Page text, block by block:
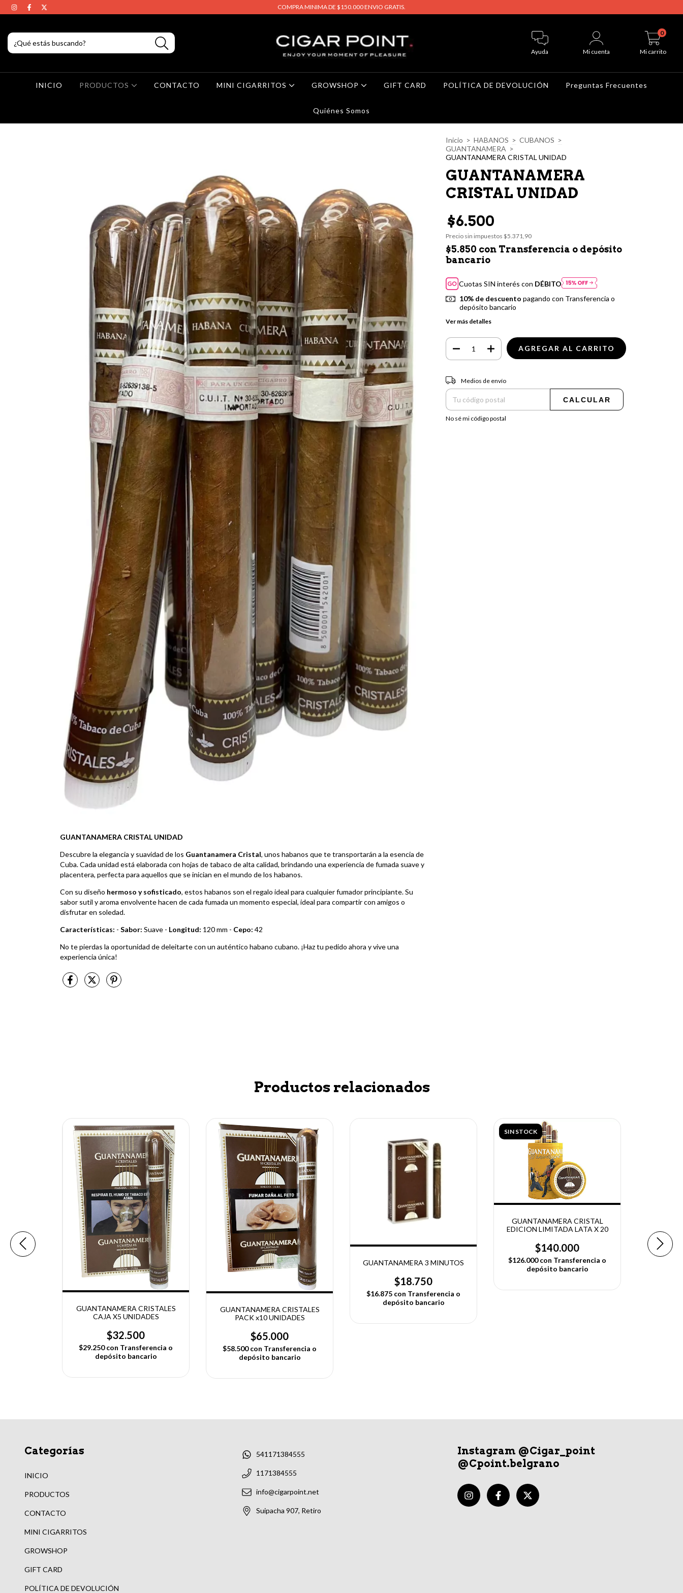
COMPRA MINIMA DE $150.000 ENVIO GRATIS.
Ayuda Mi cuenta Mi carrito
0
INICIO PRODUCTOS CONTACTO MINI CIGARRITOS GROWSHOP GIFT CARD POLÍTICA DE DEVOLUCIÓN Preguntas Frecuentes
Quiénes Somos
GUANTANAMERA CRISTAL UNIDAD
Descubre la elegancia y suavidad de los Guantanamera Cristal, unos habanos que te transportarán a la esencia de
Cuba. Cada unidad está elaborada con hojas de tabaco de alta calidad, brindando una experiencia de fumada suave y
placentera, perfecta para aquellos que se inician en el mundo de los habanos.
Con su diseño hermoso y sofisticado, estos habanos son el regalo ideal para cualquier fumador principiante. Su
sabor sutil y aroma envolvente hacen de cada fumada un momento especial, ideal para compartir con amigos o
disfrutar en soledad.
Características: - Sabor: Suave - Longitud: 120 mm - Cepo: 42
No te pierdas la oportunidad de deleitarte con un auténtico habano cubano. ¡Haz tu pedido ahora y vive una
experiencia única!
Inicio > HABANOS > CUBANOS >
GUANTANAMERA >
GUANTANAMERA CRISTAL UNIDAD
GUANTANAMERA
CRISTAL UNIDAD
$6.500
Precio sin impuestos $5.371,90
$5.850 con Transferencia o depósito
bancario
Cuotas SIN interés con DÉBITO
10% de descuento pagando con Transferencia o
depósito bancario
Ver más detalles
Entregas para el CP:
Medios de envío
CALCULAR
No sé mi código postal
Productos relacionados
GUANTANAMERA CRISTALES
CAJA X5 UNIDADES
$32.500
$29.250con Transferencia o
depósito bancario
GUANTANAMERA CRISTALES
PACK x10 UNIDADES
$65.000
$58.500con Transferencia o
depósito bancario
GUANTANAMERA 3 MINUTOS
$18.750
$16.875 con Transferencia o
depósito bancario
SIN STOCK
GUANTANAMERA CRISTAL
EDICION LIMITADA LATA X 20
$140.000
$126.000con Transferencia o
depósito bancario
Categorías
INICIO
PRODUCTOS
CONTACTO
MINI CIGARRITOS
GROWSHOP
GIFT CARD
POLÍTICA DE DEVOLUCIÓN
541171384555
1171384555
info@cigarpoint.net
Suipacha 907, Retiro
Instagram @Cigar_point
@Cpoint.belgrano